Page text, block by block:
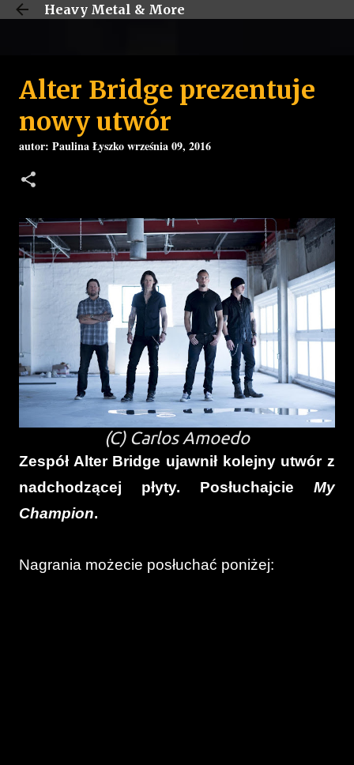
Przejdź do głównej zawartości
Heavy Metal & More
Alter Bridge prezentuje
nowy utwór
autor: Paulina Łyszkowrześnia 09, 2016
(C) Carlos Amoedo
Zespół Alter Bridge ujawnił kolejny utwór z
nadchodzącej płyty. Posłuchajcie My
Champion.
Nagrania możecie posłuchać poniżej: